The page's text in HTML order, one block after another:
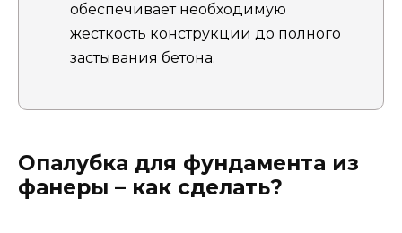
обеспечивает необходимую
жесткость конструкции до полного
застывания бетона.
Опалубка для фундамента из
фанеры – как сделать?